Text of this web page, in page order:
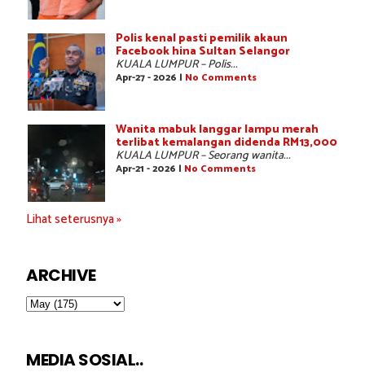
Polis kenal pasti pemilik akaun
Facebook hina Sultan Selangor
KUALA LUMPUR – Polis...
Apr-27 - 2026 | No Comments
Wanita mabuk langgar lampu merah
terlibat kemalangan didenda RM13,000
KUALA LUMPUR – Seorang wanita...
Apr-21 - 2026 | No Comments
Lihat seterusnya »
ARCHIVE
MEDIA SOSIAL..